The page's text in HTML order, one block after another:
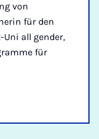
von
für den
Uni all gender,
für